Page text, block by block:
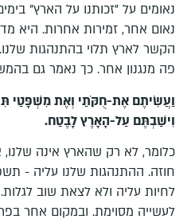
נאומים על "זכותנו על הארץ"
נאום אחר, זמירות אחרות. היא
הקשר לארץ תלוי בהתנהגות
פה מנגנון אחר. כך נאמר גם
וַעֲשִׂיתֶם אֶת-חֻקֹּתַי וְאֶת מִשְׁפָּטַי
וִישַׁבְתֶּם עַל-הָאָרֶץ לָבֶטַח.
כלומר, לא רק שהארץ אינה
חוזה. ההתנהגות שלנו עליה -
לחיות עליה ולא לצאת שוב
לעשייה מסוימת. ובמקום אחר